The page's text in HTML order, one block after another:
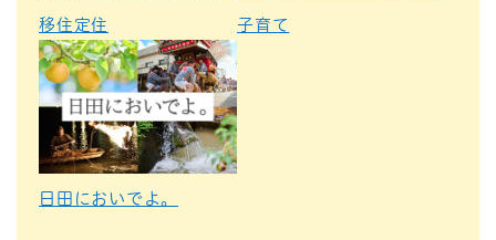
移住定住 子育て
日田においでよ。